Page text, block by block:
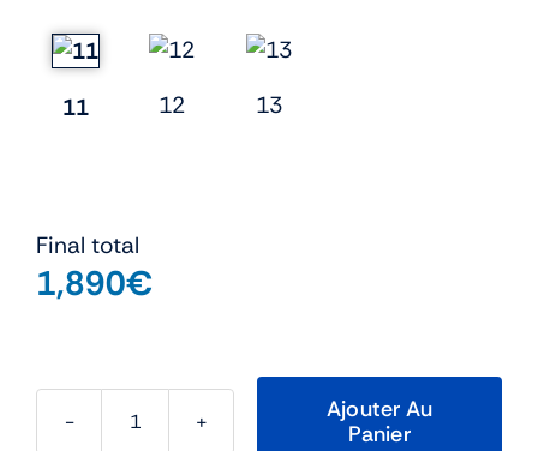
11 12 13
Final total
1,890€
quantité
Ajouter Au
Panier